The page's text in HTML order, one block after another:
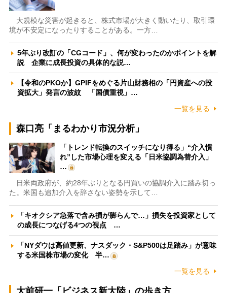
大規模な災害が起きると、株式市場が大きく動いたり、取引環
境が不安定になったりすることがある。一方…
5年ぶり改訂の「CGコード」、何が変わったのかポイントを解
説 企業に成長投資の具体的な説…
【令和のPKOか】GPIFをめぐる片山財務相の「円資産への投
資拡大」発言の波紋 「国債重視」…
一覧を見る
森口亮「まるわかり市況分析」
「トレンド転換のスイッチになり得る」“介入慣
れ”した市場心理を変える「日米協調為替介入」
…
日米両政府が、約28年ぶりとなる円買いの協調介入に踏み切っ
た。米国も追加介入を辞さない姿勢を示して…
「キオクシア急落で含み損が膨らんで…」損失を投資家として
の成長につなげる4つの視点 …
「NYダウは高値更新、ナスダック・S&P500は足踏み」が意味
する米国株市場の変化 半…
一覧を見る